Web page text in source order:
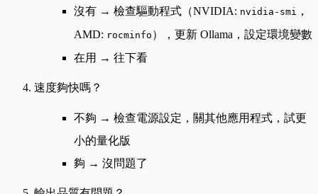
沒有 → 檢查驅動程式（NVIDIA: nvidia-smi
，
AMD: rocminfo ），更新 Ollama，設定環境變數
在用 → 往下看
速度夠快嗎？
不夠 → 檢查電源設定，關其他應用程式，試更
小的量化版
夠 → 沒問題了